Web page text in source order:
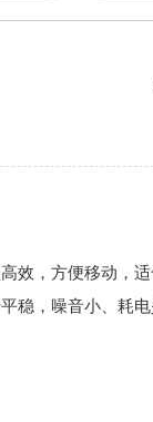
，方便移动，
，噪音小、耗电